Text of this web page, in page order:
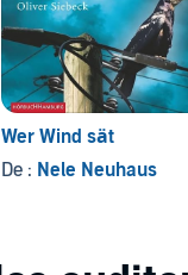
Wer Wind sät
De : Nele Neuhaus